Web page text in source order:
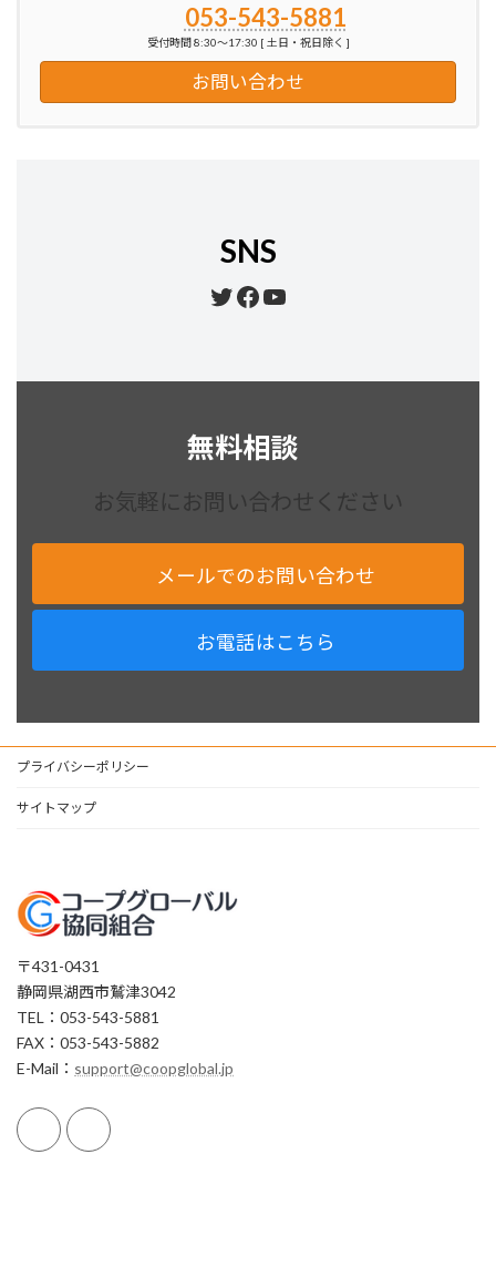
053-543-5881
受付時間 8:30～17:30 [ 土日・祝日除く ]
お問い合わせ
SNS
Twitter
Facebook
YouTube
無料相談
お気軽にお問い合わせください
メールでのお問い合わせ
お電話はこちら
プライバシーポリシー
サイトマップ
〒431-0431
静岡県湖西市鷲津3042
TEL：053-543-5881
FAX：053-543-5882
E-Mail： support@coopglobal.jp